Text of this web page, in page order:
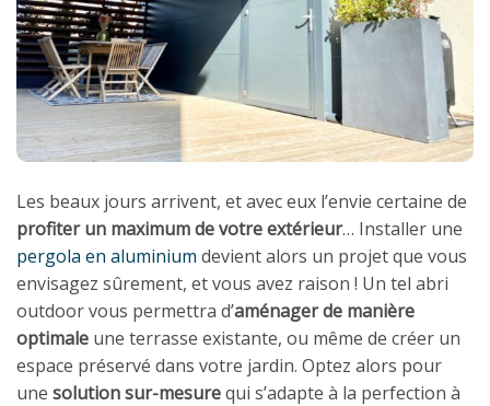
Les beaux jours arrivent, et avec eux l’envie certaine de
profiter un maximum de votre extérieur… Installer une
pergola en aluminium devient alors un projet que vous
envisagez sûrement, et vous avez raison ! Un tel abri
outdoor vous permettra d’aménager de manière
optimale une terrasse existante, ou même de créer un
espace préservé dans votre jardin. Optez alors pour
une solution sur-mesurequi s’adapte à la perfection à